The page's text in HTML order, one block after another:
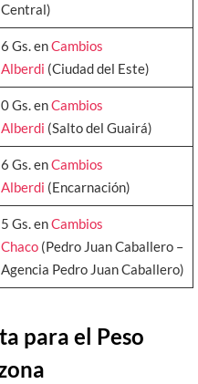
Central)
6 Gs. enCambios
Alberdi (Ciudad del Este)
0 Gs. enCambios
Alberdi (Salto del Guairá)
6 Gs. enCambios
Alberdi (Encarnación)
5 Gs. enCambios
Chaco(Pedro Juan Caballero –
Agencia Pedro Juan Caballero)
para el Peso